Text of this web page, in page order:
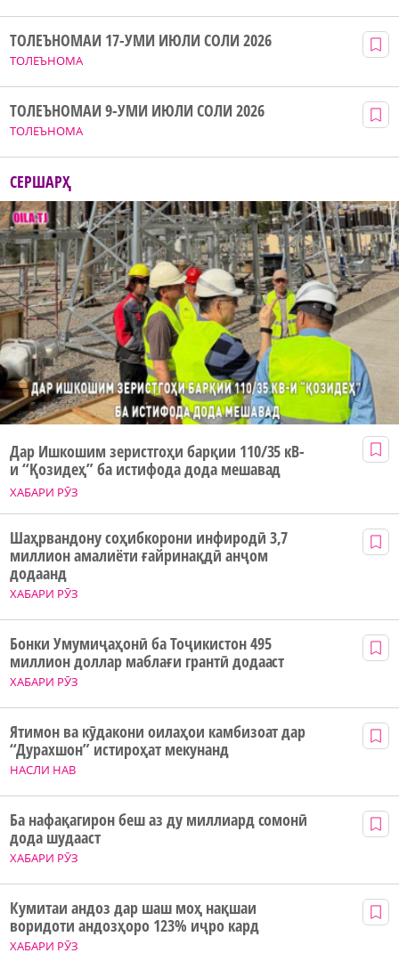
ТОЛЕЪНОМА
ТОЛЕЪНОМАИ 17-УМИ ИЮЛИ СОЛИ 2026
ТОЛЕЪНОМА
ТОЛЕЪНОМАИ 9-УМИ ИЮЛИ СОЛИ 2026
СЕРШАРҲ
ХАБАРИ РӮЗ
Дар Ишкошим зеристгоҳи барқии 110/35 кВ-
и “Қозидеҳ” ба истифода дода мешавад
ХАБАРИ РӮЗ
Шаҳрвандону соҳибкорони инфиродӣ 3,7
миллион амалиёти ғайринақдӣ анҷом
додаанд
ХАБАРИ РӮЗ
Бонки Умумиҷаҳонӣ ба Тоҷикистон 495
миллион доллар маблағи грантӣ додааст
НАСЛИ НАВ
Ятимон ва кӯдакони оилаҳои камбизоат дар
“Дурахшон” истироҳат мекунанд
ХАБАРИ РӮЗ
Ба нафақагирон беш аз ду миллиард сомонӣ
дода шудааст
ХАБАРИ РӮЗ
Кумитаи андоз дар шаш моҳ нақшаи
воридоти андозҳоро 123% иҷро кард